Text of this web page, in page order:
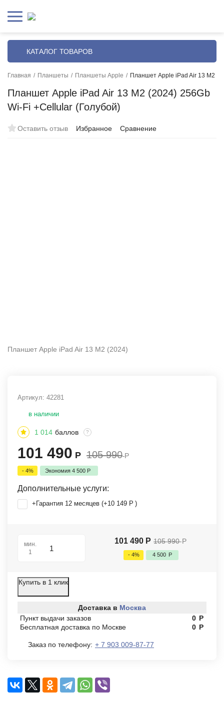
КАТАЛОГ ТОВАРОВ
Главная / Планшеты / Планшеты Apple / Планшет Apple iPad Air 13 M2
Планшет Apple iPad Air 13 M2 (2024) 256Gb
Wi-Fi +Сellular (Голубой)
Оставить отзыв Избранное Сравнение
Планшет Apple iPad Air 13 M2 (2024)
Артикул: 42281
в наличии
1 014 баллов ?
101 490 Р 105 990 Р
- 4% Экономия 4 500 Р
Дополнительные услуги:
+Гарантия 12 месяцев (+10 149 Р )
мин.
1
101 490 Р 105 990 Р
- 4% 4 500 Р
Купить в 1 клик
Доставка в Москва
Пункт выдачи заказов
0 Р
Бесплатная доставка по Москве
0 Р
Заказ по телефону: + 7 903 009-87-77